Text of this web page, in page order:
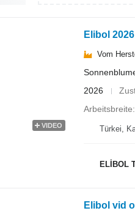
VIDEO
Elibol 2026
Vom
2026
Arbeitsbreite
Türkei,
ELİBOL
Elibol vid